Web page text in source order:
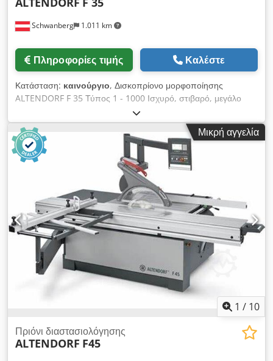
Schwanberg 1.011 km
Πληροφορίες τιμής Καλέστε
Κατάσταση: καινούργιο, Δισκοπρίονο μορφοποίησης
ALTENDORF F 35 Τύπος 1 - 1000 Ισχυρό, στιβαρό, μεγάλο
ύψος κοπής – ιδανικό για μασίφ ξύλο! - Καινούργιο μηχάνημα -
άμεση παράδοση - Ισχύς κινητήρα 7,5 kW, 400 V, 50 Hz, 3
ταχύτητες Ηλεκτροκίνητη ανύψωση και κλίση δίσκου Μεγάλο
κάλυμμα προστασίας Διπλό συρόμενο τραπέζι 3.200 mm
Προεγκατεστημένη προετοιμασία προεγχαράκτη Παράλληλος
οδηγός, πλάτος κοπής 1.000 mm Γωνιακός-μινταριστός
οδηγός 3.450 mm, χωρίς αντιστάθμιση μήκους Προέκταση/
διεύρυνση τραπεζιού: με ηλεκτροστατική βαφή Πεδίο
περιστροφής δίσκου: 0 - 46 ° Μήκος συρόμενου τραπεζιού:
3.200 mm Μήκος κοπής: 3.100 mm Πλάτος κοπής: 1.000 mm
Ύψος κοπής: 154 mm Μέγ. Ø δίσκου: 450 mm Διάσταση
οθόνης: 15 ίντσες Ύψος τραπεζιού εργασίας: 910 mm
Διάμετρος στομίων απορρόφησης: 80 + 120 mm
Dcsdpfextbtpsx Am Tek Περιλαμβανόμενες επιλογές: M45102
Παράλληλος οδηγός 1000 mm Digit_X M64300 Εμπρόσθιος
Μικρή αγγελία
1 / 10
Πριόνι διαστασιολόγησης
ALTENDORF F45